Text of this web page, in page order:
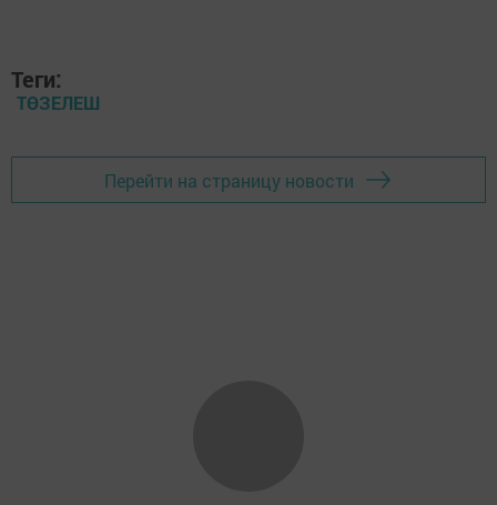
Теги:
ТӨЗЕЛЕШ
Перейти на страницу новости